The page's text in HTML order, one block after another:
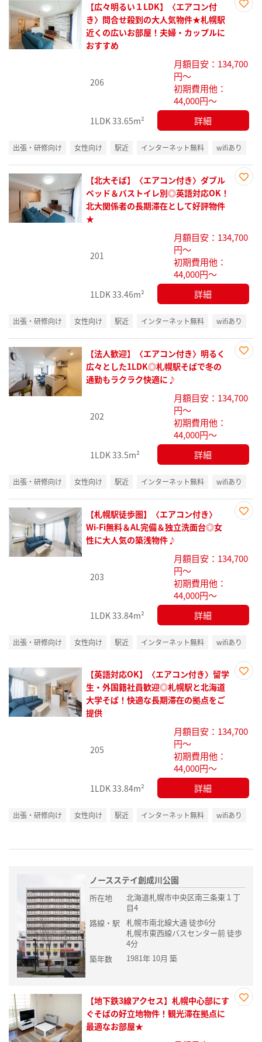
【広々明るい１LDK】〈エアコン付
き〉問合せ殺到の大人気物件★札幌駅
近くの広いお部屋！夫婦・カップルに
おすすめ
206
月額目安：134,700
円～
初期費用他：
44,000円～
1LDK33.65m² 詳細
出張・研修向け 女性向け 駅近 インターネット無料 wifiあり
【北大そば】〈エアコン付き〉ダブル
ベッド＆バストイレ別◎英語対応OK！
北大関係者の長期滞在として好評物件
★
201
月額目安：134,700
円～
初期費用他：
44,000円～
1LDK33.46m² 詳細
出張・研修向け 女性向け 駅近 インターネット無料 wifiあり
録
【法人歓迎】〈エアコン付き〉明るく
広々とした1LDK◎札幌駅そばで冬の
通勤もラクラク快適に♪
202
月額目安：134,700
円～
初期費用他：
44,000円～
1LDK33.5m² 詳細
出張・研修向け 女性向け 駅近 インターネット無料 wifiあり
録
【札幌駅徒歩圏】〈エアコン付き〉
Wi-Fi無料＆AL完備＆独立洗面台◎女
性に大人気の築浅物件♪
203
月額目安：134,700
円～
初期費用他：
44,000円～
1LDK33.84m² 詳細
出張・研修向け 女性向け 駅近 インターネット無料 wifiあり
【英語対応OK】〈エアコン付き〉留学
生・外国籍社員歓迎◎札幌駅と北海道
大学そば！快適な長期滞在の拠点をご
提供
205
月額目安：134,700
円～
初期費用他：
44,000円～
1LDK33.84m² 詳細
出張・研修向け 女性向け 駅近 インターネット無料 wifiあり
ノースステイ創成川公園
所在地
北海道札幌市中央区南三条東１丁
目4
路線・駅
札幌市南北線大通 徒歩6分
札幌市東西線バスセンター前 徒歩
4分
築年数
1981年 10月 築
【地下鉄3線アクセス】札幌中心部にす
ぐそばの好立地物件！観光滞在拠点に
最適なお部屋★